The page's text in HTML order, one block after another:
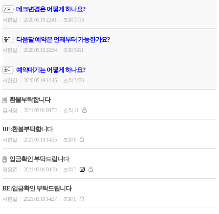
데크변경은 어떻게 하나요?
서한길 2020.05.19 22:41 조회 3733
다음달 예약은 언제부터 가능한가요?
서한길 2020.05.19 22:34 조회 5811
예약대기는 어떻게 하나요?
서한길 2020.05.19 14:45 조회 3473
환불부탁합니다
김자경 2021.03.01 00:52 조회 11
RE:환불부탁합니다
서한길 2021.03.10 14:25 조회 6
입금확인 부탁드립니다
정용준 2021.03.01 00:38 조회 3
RE:입금확인 부탁드립니다
서한길 2021.03.10 14:27 조회 0